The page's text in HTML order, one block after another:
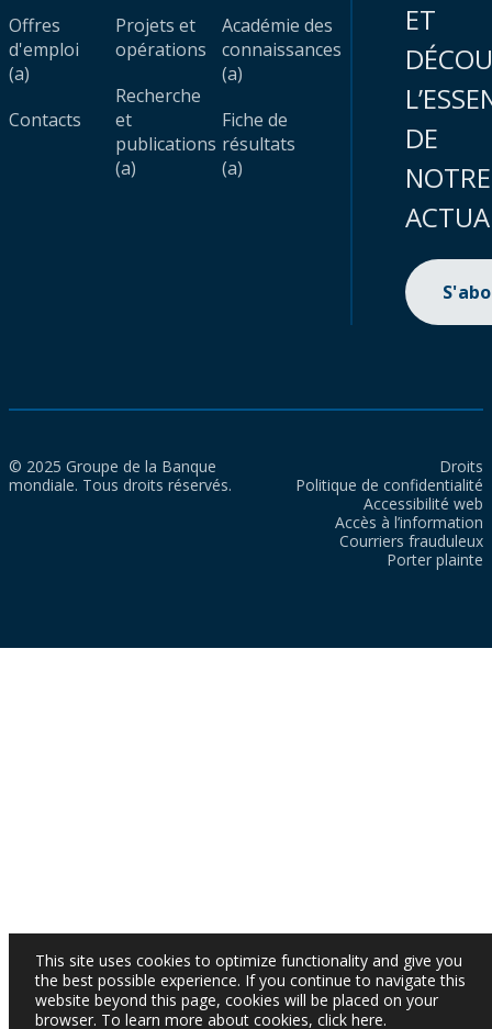
Offres
d'emploi
(a)
Contacts
Projets et
opérations
Recherche
et
publications
(a)
Académie des
connaissances
(a)
Fiche de
résultats
(a)
ET
DE
NOTRE
© 2025 Groupe de la Banque
mondiale. Tous droits réservés.
Droits
Politique de confidentialité
Accessibilité web
Accès à l’information
Courriers frauduleux
Porter plainte
This site uses cookies to optimize functionality and give you
the best possible experience. If you continue to navigate this
website beyond this page, cookies will be placed on your
browser. To learn more about cookies, click here.